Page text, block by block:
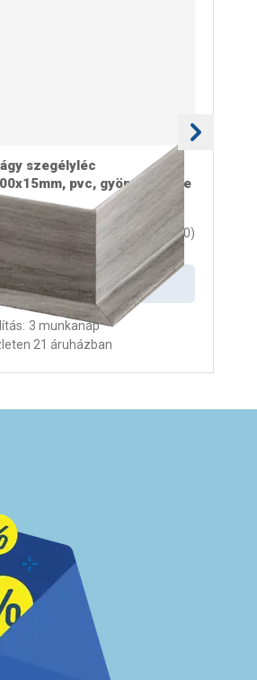
szegélyléc
pvc, gyöngyszürke
/ darab 0 (0)
Kosárba
3 munkanap
21 áruházban